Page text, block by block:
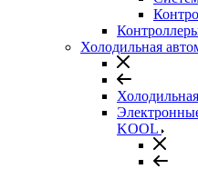
Холодильная
KOOL